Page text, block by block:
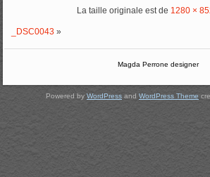
La taille originale est de 1280 ×
_DSC0043 »
Magda Perrone designer
Powered by WordPress and WordPress Theme